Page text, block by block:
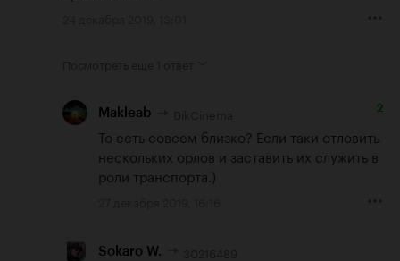
Makleab 2
То есть совсем близко? Если таки отловить
нескольких орлов и заставить их служить в
роли транспорта.)
Sokaro W.